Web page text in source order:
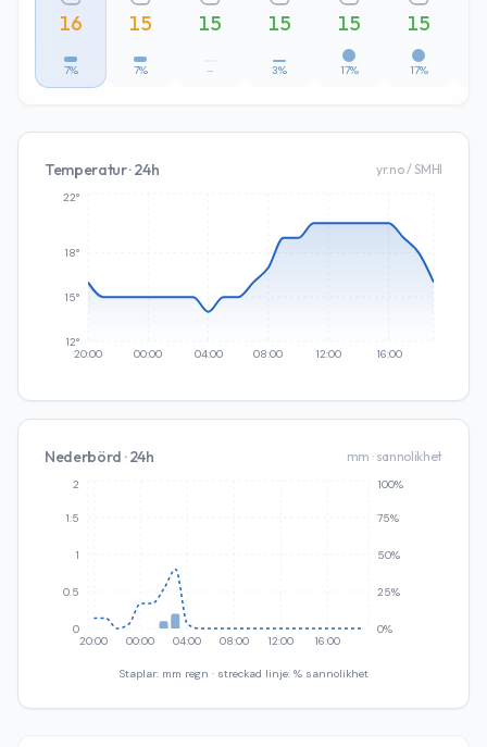
16
7%
15
7%
15
–
15
3%
15
17%
15
17%
Temperatur · 24h yr.no / SMHI
20:00 00:00 04:00 08:00 12:00 16:00
12°
15°
18°
22°
Nederbörd · 24h mm · sannolikhet
20:00 00:00 04:00 08:00 12:00 16:00
0
0.5
1
1.5
2
0%
25%
50%
75%
100%
Staplar: mm regn · streckad linje: % sannolikhet